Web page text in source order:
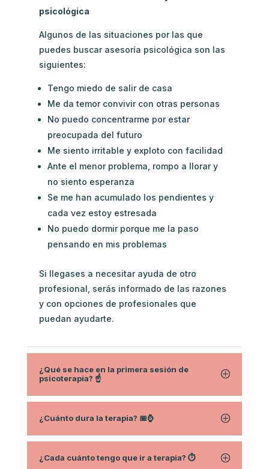
psicológica
Algunos de las situaciones por las que
puedes buscar asesoría psicológica son las
siguientes:
Tengo miedo de salir de casa
Me da temor convivir con otras personas
No puedo concentrarme por estar
preocupada del futuro
Me siento irritable y exploto con facilidad
Ante el menor problema, rompo a llorar y
no siento esperanza
Se me han acumulado los pendientes y
cada vez estoy estresada
No puedo dormir porque me la paso
pensando en mis problemas
Si llegases a necesitar ayuda de otro
profesional, serás informado de las razones
y con opciones de profesionales que
puedan ayudarte.
¿Qué se hace en la primera sesión de
psicoterapia? ☝️
¿Cuánto dura la terapia? 📅⌚
¿Cada cuánto tengo que ir a terapia? ⏱